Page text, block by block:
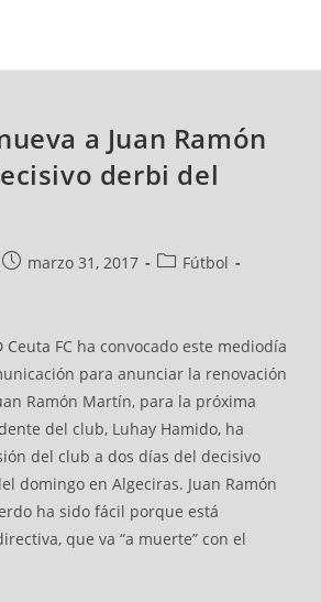
a Juan Ramón
derbi del
marzo 31, 2017
Fútbol
Ceuta FC ha convocado este mediodía
para anunciar la renovación
Ramón Martín, para la próxima
del club, Luhay Hamido, ha
del club a dos días del decisivo
domingo en Algeciras. Juan Ramón
ha sido fácil porque está
que va “a muerte” con el